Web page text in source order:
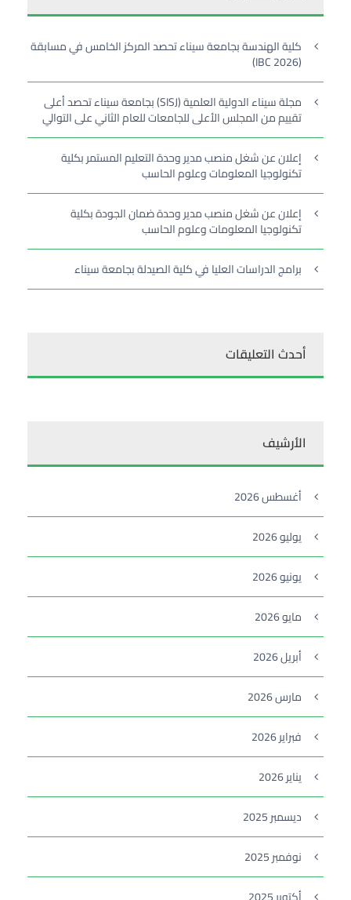
كلية الهندسة بجامعة سيناء تحصد المركز الخامس في مسابقة
(IBC 2026)
مجلة سيناء الدولية العلمية (SISJ) بجامعة سيناء تحصد أعلى
تقييم من المجلس الأعلى للجامعات للعام الثاني على التوالي
إعلان عن شغل منصب مدير وحدة التعليم المستمر بكلية
تكنولوجيا المعلومات وعلوم الحاسب
إعلان عن شغل منصب مدير وحدة ضمان الجودة بكلية
تكنولوجيا المعلومات وعلوم الحاسب
برامج الدراسات العليا في كلية الصيدلة بجامعة سيناء
أحدث التعليقات
الأرشيف
أغسطس 2026
يوليو 2026
يونيو 2026
مايو 2026
أبريل 2026
مارس 2026
فبراير 2026
يناير 2026
ديسمبر 2025
نوفمبر 2025